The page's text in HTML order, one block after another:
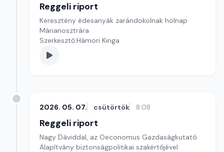
Reggeli riport
Keresztény édesanyák zarándokolnak holnap
Márianosztrára
Szerkesztő:Hámori Kinga
2026. 05. 07. csütörtök 8:08
Reggeli riport
Nagy Dáviddal, az Oeconomus Gazdaságkutató
Alapítvány biztonságpolitikai szakértőjével